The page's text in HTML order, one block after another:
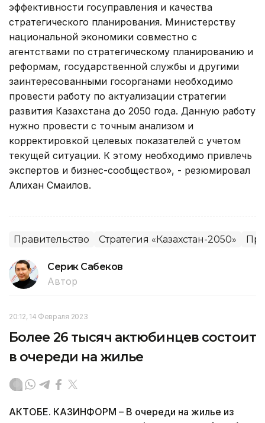
эффективности госуправления и качества
стратегического планирования. Министерству
национальной экономики совместно с
агентствами по стратегическому планированию и
реформам, государственной службы и другими
заинтересованными госорганами необходимо
провести работу по актуализации стратегии
развития Казахстана до 2050 года. Данную работу
нужно провести с точным анализом и
корректировкой целевых показателей с учетом
текущей ситуации. К этому необходимо привлечь
экспертов и бизнес-сообщество», - резюмировал
Алихан Смаилов.
Правительство Стратегия «Казахстан-2050»
Серик Сабеков
Автор
20:12, 14 Февраля 2023
Более 26 тысяч актюбинцев состоит
в очереди на жилье
АКТОБЕ. КАЗИНФОРМ – В очереди на жилье из